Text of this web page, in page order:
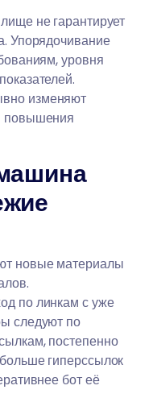
не гарантирует
Упорядочивание
уровня
изменяют
повышения
новые материалы
по линкам с уже
следуют по
постепенно
гиперссылок
бот её